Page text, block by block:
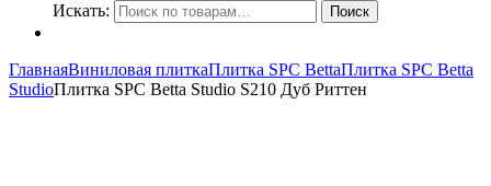
Искать:
Поиск
ГлавнаяВиниловая плиткаПлитка SPC BettaПлитка SPC Betta
StudioПлитка SPC Betta Studio S210 Дуб Риттен